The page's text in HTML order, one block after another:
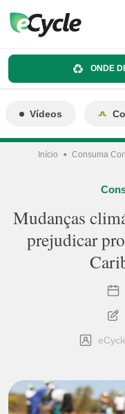
ONDE
Vídeos
Início Consuma
Mudanças
prejudicar